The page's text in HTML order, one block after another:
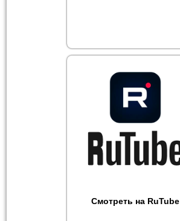
Смотреть на RuTube